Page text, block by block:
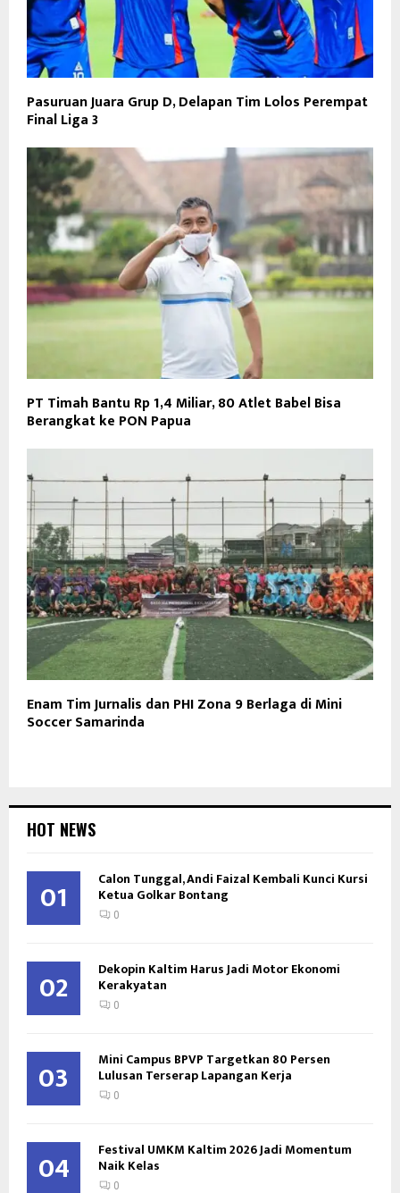
Pasuruan Juara Grup D, Delapan Tim Lolos Perempat
Final Liga 3
PT Timah Bantu Rp 1,4 Miliar, 80 Atlet Babel Bisa
Berangkat ke PON Papua
Enam Tim Jurnalis dan PHI Zona 9 Berlaga di Mini
Soccer Samarinda
HOT NEWS
01 Calon Tunggal, Andi Faizal Kembali Kunci Kursi
Ketua Golkar Bontang
0
02 Dekopin Kaltim Harus Jadi Motor Ekonomi
Kerakyatan
0
03 Mini Campus BPVP Targetkan 80 Persen
Lulusan Terserap Lapangan Kerja
0
04 Festival UMKM Kaltim 2026 Jadi Momentum
Naik Kelas
0